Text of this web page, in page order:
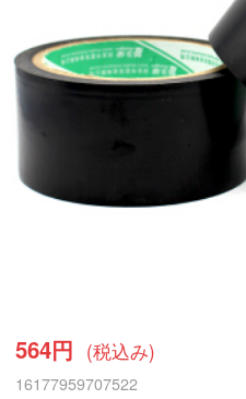
564円 (税込み)
16177959707522